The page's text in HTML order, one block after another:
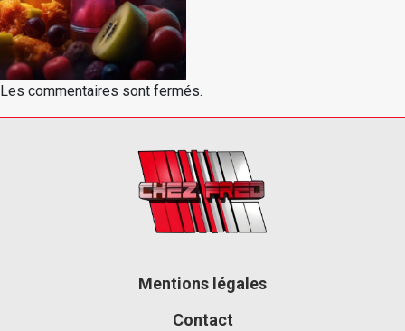
Les commentaires sont fermés.
Mentions légales
Contact